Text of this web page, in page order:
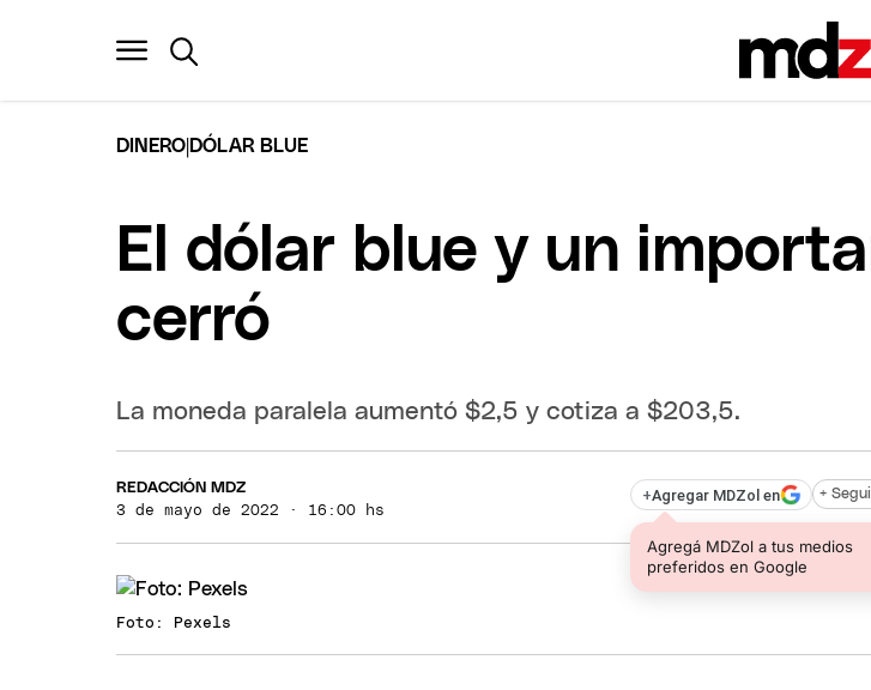
DINERO DÓLAR BLUE
El dólar blue y un
cerró
La moneda paralela aumentó $2,5 y cotiza a $203,5.
REDACCIÓN MDZ
3 de mayo de 2022 · 16:00 hs
+Agregar MDZol en
Agregá MDZol a tus medios
preferidos en Google
+
Foto: Pexels